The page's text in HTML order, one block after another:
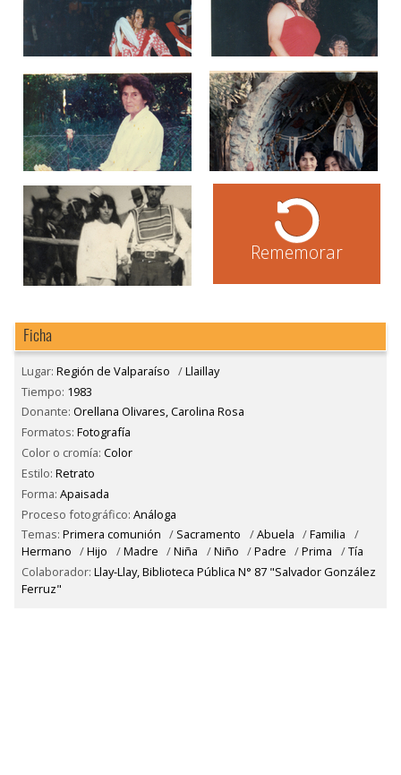
Rememorar
Ficha
Lugar: Región de Valparaíso /Llaillay
Tiempo: 1983
Donante: Orellana Olivares, Carolina Rosa
Formatos: Fotografía
Color o cromía: Color
Estilo: Retrato
Forma: Apaisada
Proceso fotográfico: Análoga
Temas: Primera comunión / Sacramento /Abuela /Familia
/
Hermano /Hijo /Madre /Niña /Niño /Padre /Prima /Tía
Colaborador: Llay-Llay, Biblioteca Pública N° 87 "Salvador González
Ferruz"